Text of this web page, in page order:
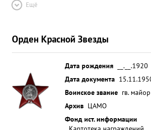
Ещё
Орден Красной Звезды
Дата рождения
__.__.1920
Дата документа
Воинское звание гв. майор
Архив ЦАМО
Фонд ист. информации